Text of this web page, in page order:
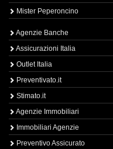
Mister Peperoncino
Agenzie Banche
Assicurazioni Italia
Outlet Italia
Preventivato.it
Stimato.it
Agenzie Immobiliari
Immobiliari Agenzie
Preventivo Assicurato